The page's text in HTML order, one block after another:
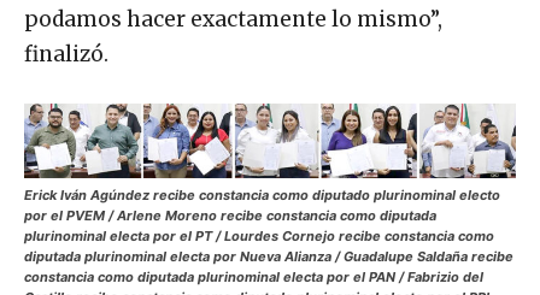
podamos hacer exactamente lo mismo”,
finalizó.
Erick Iván Agúndez recibe constancia como diputado plurinominal electo
por el PVEM / Arlene Moreno recibe constancia como diputada
plurinominal electa por el PT / Lourdes Cornejo recibe constancia como
diputada plurinominal electa por Nueva Alianza / Guadalupe Saldaña recibe
constancia como diputada plurinominal electa por el PAN / Fabrizio del